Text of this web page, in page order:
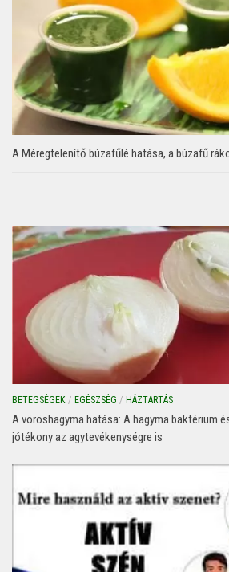
A Méregtelenítő búzafűlé hatása, a búzafű
BETEGSÉGEK / EGÉSZSÉG / HÁZTARTÁS
A vöröshagyma hatása: A hagyma baktérium
jótékony az agytevékenységre is